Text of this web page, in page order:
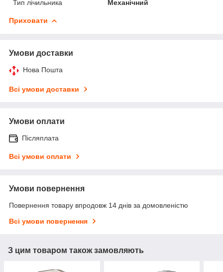
Тип лічильника
Механічний
Приховати
Умови доставки
Нова Пошта
Всі умови доставки
Умови оплати
Післяплата
Всі умови оплати
Умови повернення
Повернення товару впродовж 14 днів за домовленістю
Всі умови повернення
З цим товаром також замовляють